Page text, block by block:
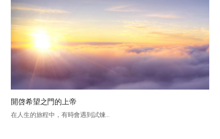
開啓希望之門的上帝
在人生的旅程中，有時會遇到試煉...